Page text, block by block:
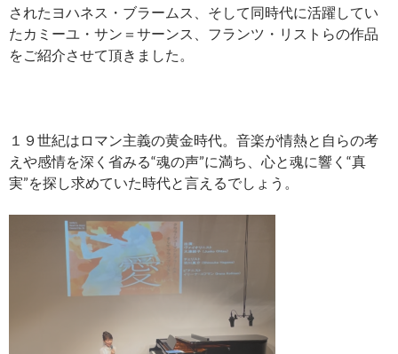
されたヨハネス・ブラームス、そして同時代に活躍してい
たカミーユ・サン＝サーンス、フランツ・リストらの作品
をご紹介させて頂きました。
１９世紀はロマン主義の黄金時代。 音楽が情熱と 自らの考
えや感情を深く省みる“魂の声”に満ち、心と魂に響く“真
実”を探し求めていた時代と言えるでしょう。